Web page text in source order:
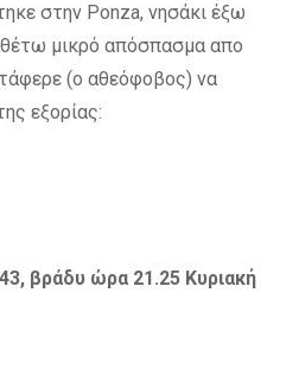
στην Ponza, νησάκι έξω
μικρό απόσπασμα απο
(ο αθεόφοβος) να
εξορίας:
βράδυ ώρα 21.25 Κυριακή